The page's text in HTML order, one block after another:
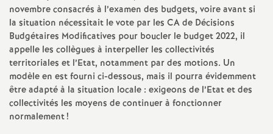
n
e
m
e
novembre consacrés à l’examen des budgets, voire avant si
la situation nécessitait le vote par les CA de Décisions
Budgétaires Modificatives pour boucler le budget 2022, il
appelle les collègues à interpeller les collectivités
territoriales et l’Etat, notamment par des motions. Un
modèle en est fourni ci-dessous, mais il pourra évidemment
être adapté à la situation locale : exigeons de l’Etat et des
collectivités les moyens de continuer à fonctionner
normalement!